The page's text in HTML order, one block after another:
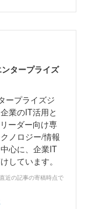
タープライズ
ープライズジ
業のIT活用と
ーダー向け専
ノロジー/情報
心に、企業IT
しています。
近の記事の寄稿時点で